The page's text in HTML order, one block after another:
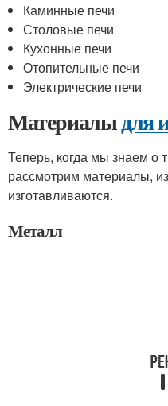
Каминные печи
Столовые печи
Кухонные печи
Отопительные печи
Электрические печи
Материалыдля
Теперь, когда мы знаем о
рассмотрим материалы,
изготавливаются.
Металл